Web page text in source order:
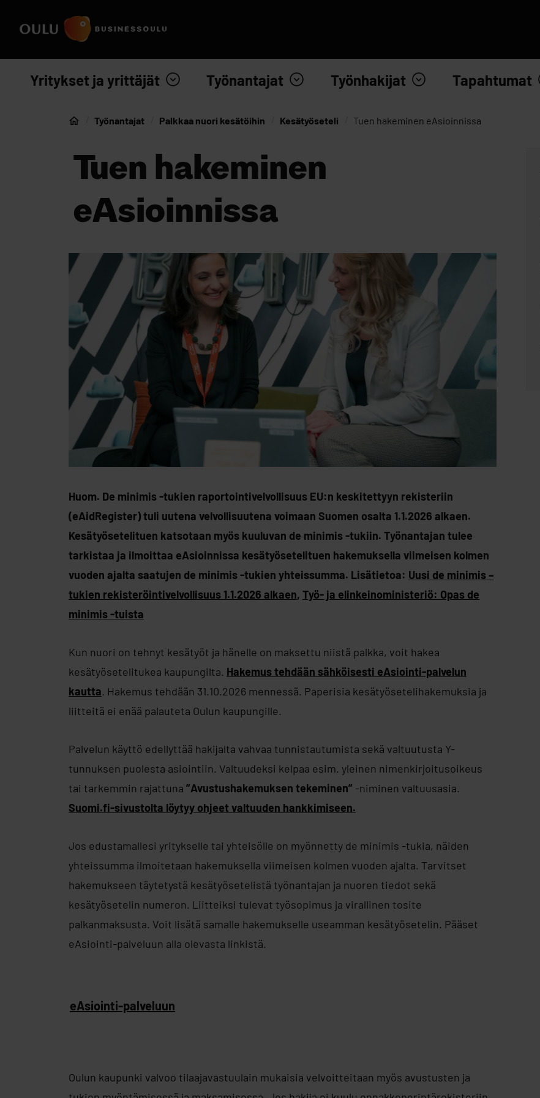
Yritykset ja yrittäjät Työnantajat Työnhakijat Tapahtumat
Etusivu
Työnantajat Palkkaa nuori kesätöihin Kesätyöseteli Tuen hakeminen eAsioinnissa
Tuen hakeminen
eAsioinnissa
Huom. De minimis -tukien raportointivelvollisuus EU:n keskitettyyn rekisteriin
(eAidRegister) tuli uutena velvollisuutena voimaan Suomen osalta 1.1.2026 alkaen.
Kesätyösetelituen katsotaan myös kuuluvan de minimis -tukiin. Työnantajan tulee
tarkistaa ja ilmoittaa eAsioinnissa kesätyösetelituen hakemuksella viimeisen kolmen
vuoden ajalta saatujen de minimis -tukien yhteissumma. Lisätietoa: Uusi de minimis –
tukien rekisteröintivelvollisuus 1.1.2026 alkaen, Työ- ja elinkeinoministeriö: Opas de
minimis -tuista
Kun nuori on tehnyt kesätyöt ja hänelle on maksettu niistä palkka, voit hakea
kesätyösetelitukea kaupungilta. Hakemus tehdään sähköisesti eAsiointi-palvelun
kautta. Hakemus tehdään 31.10.2026 mennessä. Paperisia kesätyösetelihakemuksia ja
liitteitä ei enää palauteta Oulun kaupungille.
Palvelun käyttö edellyttää hakijalta vahvaa tunnistautumista sekä valtuutusta Y-
tunnuksen puolesta asiointiin. Valtuudeksi kelpaa esim. yleinen nimenkirjoitusoikeus
tai tarkemmin rajattuna ”Avustushakemuksen tekeminen” -niminen valtuusasia.
Suomi.fi-sivustolta löytyy ohjeet valtuuden hankkimiseen.
Jos edustamallesi yritykselle tai yhteisölle on myönnetty de minimis -tukia, näiden
yhteissumma ilmoitetaan hakemuksella viimeisen kolmen vuoden ajalta. Tarvitset
hakemukseen täytetystä kesätyösetelistä työnantajan ja nuoren tiedot sekä
kesätyösetelin numeron. Liitteiksi tulevat työsopimus ja virallinen tosite
palkanmaksusta. Voit lisätä samalle hakemukselle useamman kesätyösetelin. Pääset
eAsiointi-palveluun alla olevasta linkistä.
eAsiointi-palveluun
Oulun kaupunki valvoo tilaajavastuulain mukaisia velvoitteitaan myös avustusten ja